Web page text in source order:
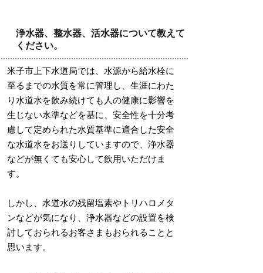
浄水器、整水器、活水器について教えて
ください。
米子市上下水道局では、水源から給水栓に
至るまでの水質を常に管理し、生涯にわた
り水道水を飲み続けても人の健康に影響を
生じない水準などを基に、安全性を十分考
慮して定められた水質基準に適合した安全
な水道水をお送りしていますので、浄水器
などが無くても安心して飲用いただけま
す。
しかし、水道水の残留塩素やトリハロメタ
ンなどが気になり、浄水器などの設置を検
討しておられるお客さまもおられることと
思います。